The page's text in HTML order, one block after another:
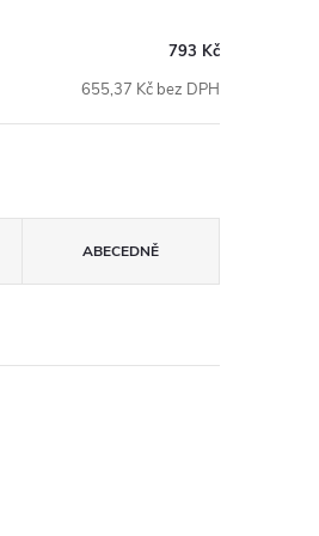
793 Kč
655,37 Kč bez DPH
ABECEDNĚ